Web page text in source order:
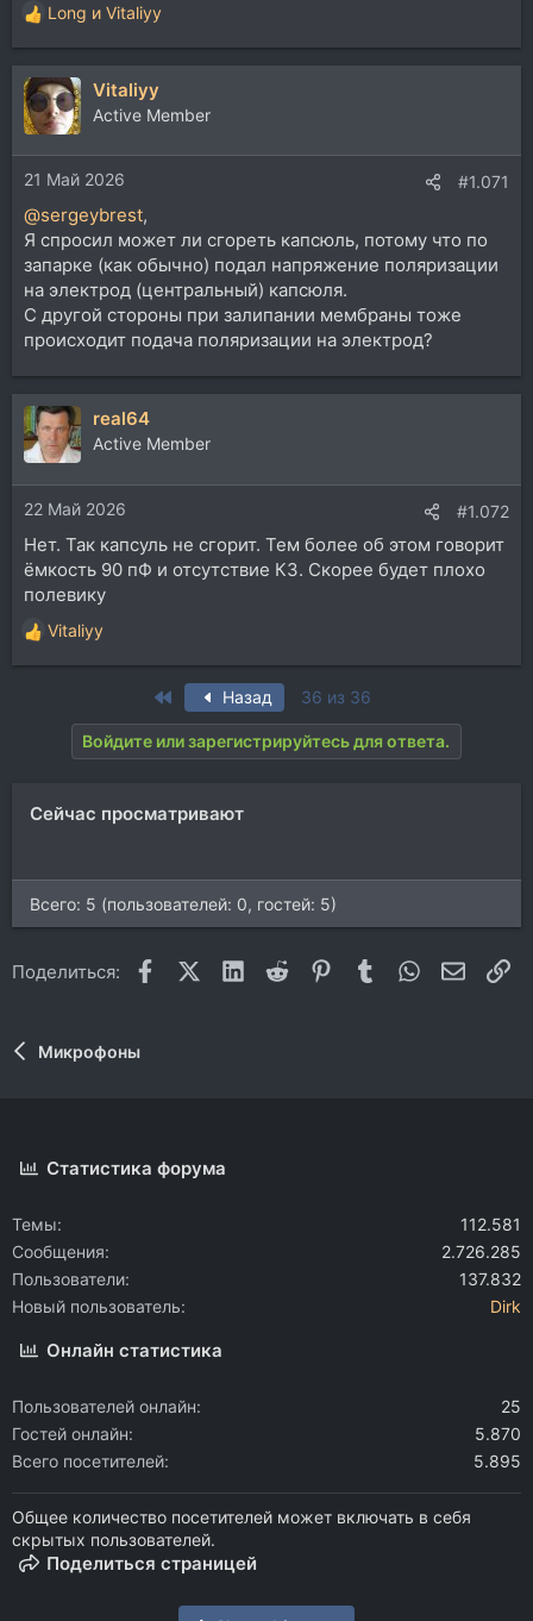
Р
е
а
к
ц
и
и
:
Long и Vitaliyy
Vitaliyy
Active Member
21 Май 2026 #1.071
@sergeybrest,
Я спросил может ли сгореть капсюль, потому что по
запарке (как обычно) подал напряжение поляризации
на электрод (центральный) капсюля.
С другой стороны при залипании мембраны тоже
происходит подача поляризации на электрод?
real64
Active Member
22 Май 2026 #1.072
Нет. Так капсуль не сгорит. Тем более об этом говорит
ёмкость 90 пФ и отсутствие КЗ. Скорее будет плохо
полевику
Р
е
Vitaliyy
First Назад 36 из 36
Войдите или зарегистрируйтесь для ответа.
Сейчас просматривают
Всего: 5 (пользователей: 0, гостей: 5)
Поделиться: FacebookX (Twitter)
LinkedIn
Reddit Pinterest
Tumblr WhatsApp
Микрофоны
Статистика форума
Темы
112.581
Сообщения
2.726.285
Пользователи
137.832
Новый пользователь
Dirk
Онлайн статистика
Пользователей онлайн
25
Гостей онлайн
5.870
Всего посетителей
5.895
Общее количество посетителей может включать в себя
скрытых пользователей.
Поделиться страницей